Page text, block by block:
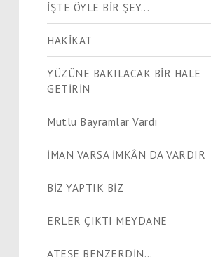
İŞTE ÖYLE BİR ŞEY...
HAKİKAT
YÜZÜNE BAKILACAK BİR HALE
GETİRİN
Mutlu Bayramlar Vardı
İMAN VARSA İMKÂN DA VARDIR
BİZ YAPTIK BİZ
ERLER ÇIKTI MEYDANE
ATEŞE BENZERDİN…